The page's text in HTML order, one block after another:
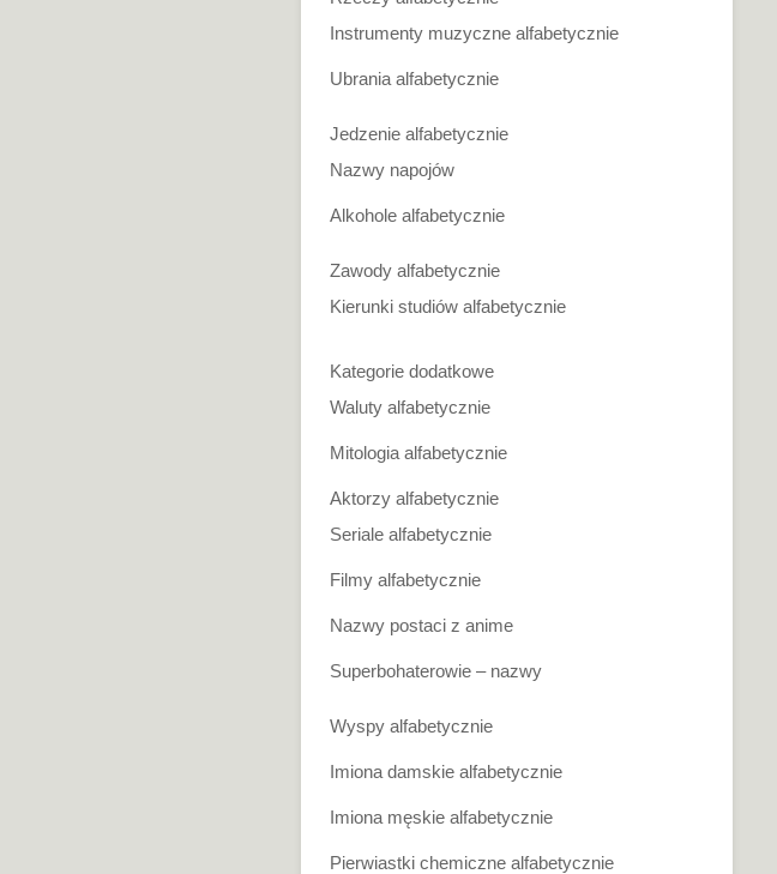
Instrumenty muzyczne alfabetycznie
Ubrania alfabetycznie
Jedzenie alfabetycznie
Nazwy napojów
Alkohole alfabetycznie
Zawody alfabetycznie
Kierunki studiów alfabetycznie
Kategorie dodatkowe
Waluty alfabetycznie
Mitologia alfabetycznie
Aktorzy alfabetycznie
Seriale alfabetycznie
Filmy alfabetycznie
Nazwy postaci z anime
Superbohaterowie – nazwy
Wyspy alfabetycznie
Imiona damskie alfabetycznie
Imiona męskie alfabetycznie
Pierwiastki chemiczne alfabetycznie